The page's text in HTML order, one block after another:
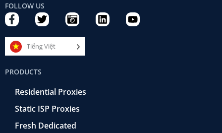
FOLLOW US
F
a
c
e
b
o
o
k
T
w
i
t
t
C
a
m
e
r
e
t
r
o
L
i
Y
o
Tiếng Việt
PRODUCTS
Residential Proxies
Static ISP Proxies
Fresh Dedicated